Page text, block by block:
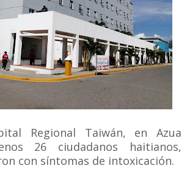
Regional Taiwán, en Azua
26 ciudadanos haitianos,
con síntomas de intoxicación.